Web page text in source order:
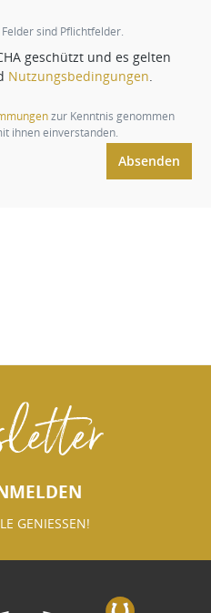
sind Pflichtfelder.
geschützt und es gelten
Nutzungsbedingungen
zur Kenntnis genommen
ihnen einverstanden.
Absenden
GENIESSEN!